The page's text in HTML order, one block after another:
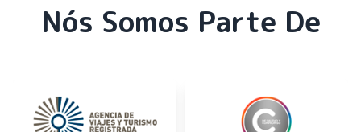
Nós Somos Parte De